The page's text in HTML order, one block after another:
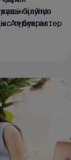
қайта
Ал бухгалтер
түрін
білуіңіз
түрлерін